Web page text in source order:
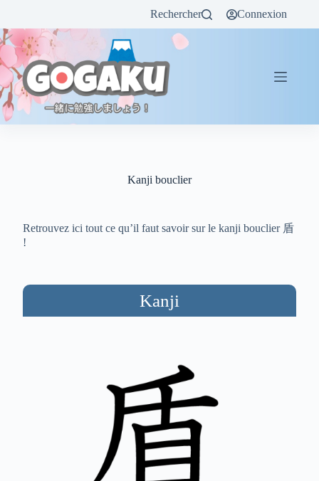
Rechercher Connexion
Kanji bouclier
Retrouvez ici tout ce qu’il faut savoir sur le kanji bouclier 盾
!
Kanji